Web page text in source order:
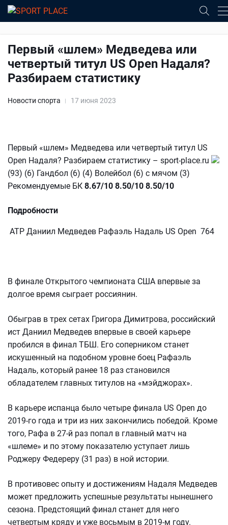
Первый «шлем» Медведева или
четвертый титул US Open Надаля?
Разбираем статистику
Новости спорта 17 июня 2023
Первый «шлем» Медведева или четвертый титул US
Open Надаля? Разбираем статистику – sport-place.ru
(93) (6) Гандбол (6) (4) Волейбол (6) с мячом (3)
Рекомендуемые БК 8.67/10 8.50/10 8.50/10
Подробности
ATP Даниил Медведев Рафаэль Надаль US Open 764
В финале Открытого чемпионата США впервые за
долгое время сыграет россиянин.
Обыграв в трех сетах Григора Димитрова, российский
ист Даниил Медведев впервые в своей карьере
пробился в финал ТБШ. Его соперником станет
искушенный на подобном уровне боец Рафаэль
Надаль, который ранее 18 раз становился
обладателем главных титулов на «мэйджорах».
В карьере испанца было четыре финала US Open до
2019-го года и три из них закончились победой. Кроме
того, Рафа в 27-й раз попал в главный матч на
«шлеме» и по этому показателю уступает лишь
Роджеру Федереру (31 раз) в ной истории.
В противовес опыту и достижениям Надаля Медведев
может предложить успешные результаты нынешнего
сезона. Предстоящий финал станет для него
четвертым кряду и уже восьмым в 2019-м году.